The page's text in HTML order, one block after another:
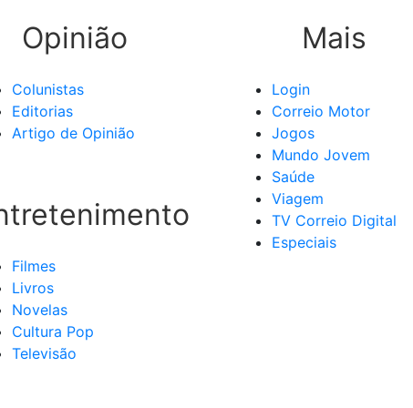
Opinião
Colunistas
Editorias
Artigo de Opinião
Filmes
Livros
Novelas
Cultura Pop
Televisão
Mais
Login
Correio Motor
Jogos
Mundo Jovem
Saúde
Viagem
TV Correio Digital
Especiais